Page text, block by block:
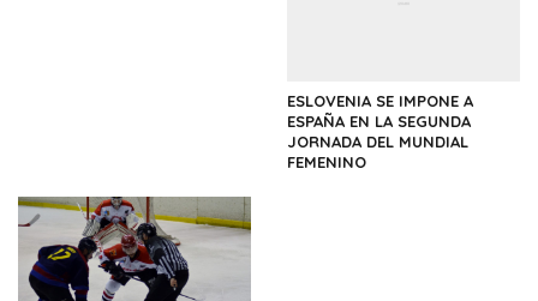
ESLOVENIA SE IMPONE A
ESPAÑA EN LA SEGUNDA
JORNADA DEL MUNDIAL
FEMENINO